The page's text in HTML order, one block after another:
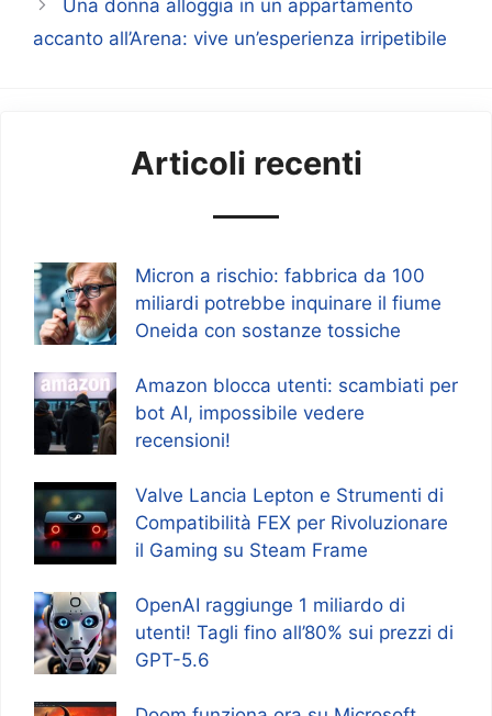
Una donna alloggia in un appartamento
accanto all’Arena: vive un’esperienza irripetibile
Articoli recenti
Micron a rischio: fabbrica da 100
miliardi potrebbe inquinare il fiume
Oneida con sostanze tossiche
Amazon blocca utenti: scambiati per
bot AI, impossibile vedere
recensioni!
Valve Lancia Lepton e Strumenti di
Compatibilità FEX per Rivoluzionare
il Gaming su Steam Frame
OpenAI raggiunge 1 miliardo di
utenti! Tagli fino all’80% sui prezzi di
GPT-5.6